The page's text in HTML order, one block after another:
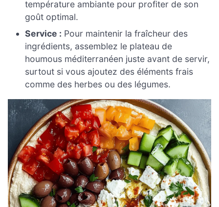
température ambiante pour profiter de son
goût optimal.
Service : Pour maintenir la fraîcheur des
ingrédients, assemblez le plateau de
houmous méditerranéen juste avant de servir,
surtout si vous ajoutez des éléments frais
comme des herbes ou des légumes.